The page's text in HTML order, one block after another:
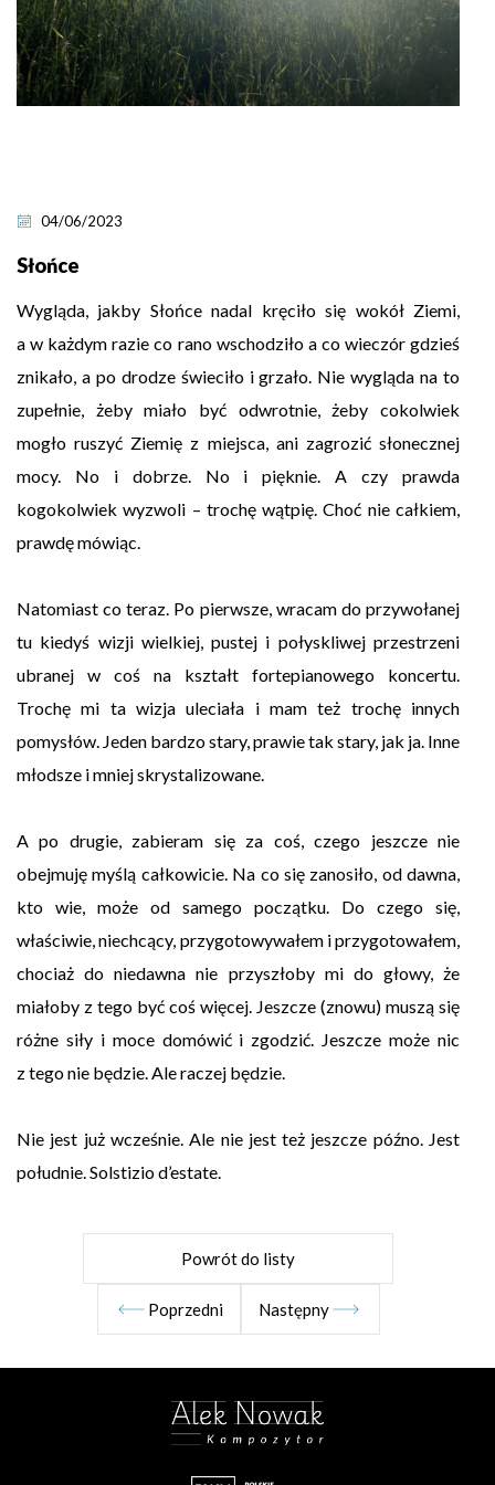
04/06/2023
Słońce
Wygląda, jakby Słońce nadal kręciło się wokół Ziemi,
a w każdym razie co rano wschodziło a co wieczór gdzieś
znikało, a po drodze świeciło i grzało. Nie wygląda na to
zupełnie, żeby miało być odwrotnie, żeby cokolwiek
mogło ruszyć Ziemię z miejsca, ani zagrozić słonecznej
mocy. No i dobrze. No i pięknie. A czy prawda
kogokolwiek wyzwoli – trochę wątpię. Choć nie całkiem,
prawdę mówiąc.
Natomiast co teraz. Po pierwsze, wracam do przywołanej
tu kiedyś wizji wielkiej, pustej i połyskliwej przestrzeni
ubranej w coś na kształt fortepianowego koncertu.
Trochę mi ta wizja uleciała i mam też trochę innych
pomysłów. Jeden bardzo stary, prawie tak stary, jak ja. Inne
młodsze i mniej skrystalizowane.
A po drugie, zabieram się za coś, czego jeszcze nie
obejmuję myślą całkowicie. Na co się zanosiło, od dawna,
kto wie, może od samego początku. Do czego się,
właściwie, niechcący, przygotowywałem i przygotowałem,
chociaż do niedawna nie przyszłoby mi do głowy, że
miałoby z tego być coś więcej. Jeszcze (znowu) muszą się
różne siły i moce domówić i zgodzić. Jeszcze może nic
z tego nie będzie. Ale raczej będzie.
Nie jest już wcześnie. Ale nie jest też jeszcze późno. Jest
południe. Solstizio d’estate.
Poprzedni
Powrót do listy
Następny